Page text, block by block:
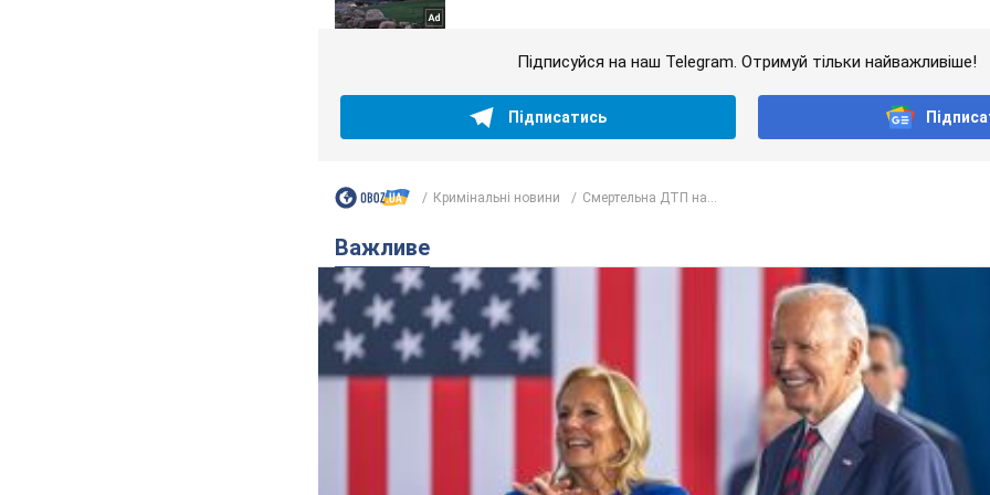
Підписуйся на наш Telegram. Отримуй тільки найважливіше!
Підписатись
Кримінальні новини Смертельна ДТП на...
Важливе